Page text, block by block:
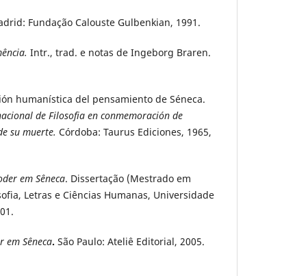
Fundação Calouste Gulbenkian, 1991.
Intr., trad. e notas de Ingeborg Braren.
humanística del pensamiento de Séneca.
de Filosofia en conmemoración de
su muerte. Córdoba: Taurus Ediciones, 1965,
em Sêneca. Dissertação (Mestrado em
Letras e Ciências Humanas, Universidade
em Sêneca. São Paulo: Ateliê Editorial, 2005.